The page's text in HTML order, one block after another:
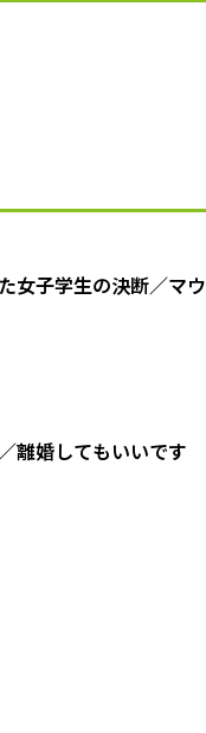
女子学生の決断／マウ
離婚してもいいです